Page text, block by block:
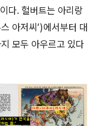
다. 헐버트는 아리랑
아저씨’)에서부터 대
모두 아우르고 있다